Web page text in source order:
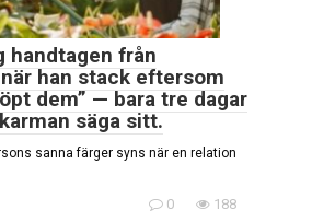
handtagen från
han stack eftersom
dem” — bara tre dagar
säga sitt.
sanna färger syns när en relation
0 188